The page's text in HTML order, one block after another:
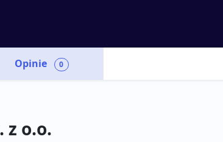
Opinie 0
z o.o.